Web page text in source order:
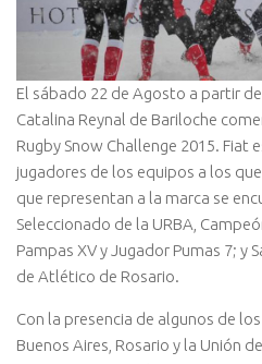
El sábado 22 de Agosto a partir
Catalina Reynal de Bariloche
Rugby Snow Challenge 2015. Fiat
jugadores de los equipos a los
que representan a la marca se
Seleccionado de la URBA,
Pampas XV y Jugador Pumas 7; y
de Atlético de Rosario.
Con la presencia de algunos de
Buenos Aires, Rosario y la Unión